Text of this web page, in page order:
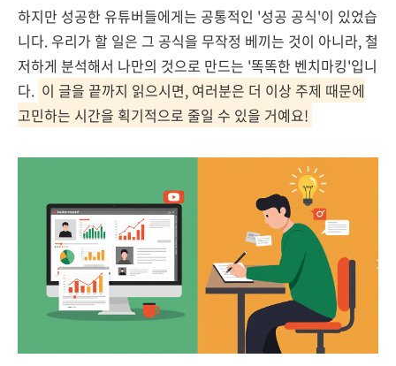
하지만 성공한 유튜버들에게는 공통적인 '성공 공식'이 있었습
니다. 우리가 할 일은 그 공식을 무작정 베끼는 것이 아니라, 철
저하게 분석해서 나만의 것으로 만드는 '똑똑한 벤치마킹'입니
다. 이 글을 끝까지 읽으시면, 여러분은 더 이상 주제 때문에
고민하는 시간을 획기적으로 줄일 수 있을 거예요!